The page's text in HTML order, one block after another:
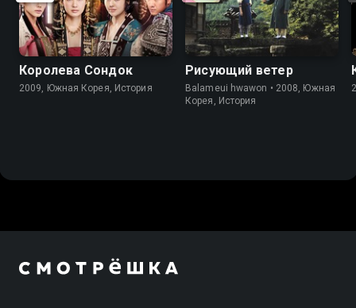
Королева Сондок
2009, Южная Корея, История
Рисующий ветер
Balameui hwawon • 2008, Южная
Корея, История